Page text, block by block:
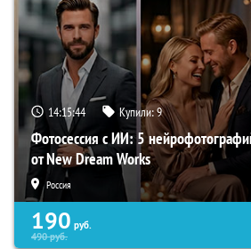
14:15:43 Купили:9
Фотосессия с ИИ: 5
от New Dream Works
Россия
190 руб.
490руб.